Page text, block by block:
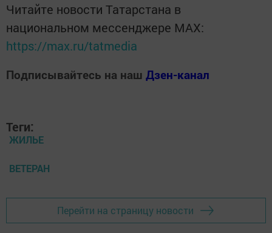
Читайте новости Татарстана в
национальном мессенджере MАХ:
https://max.ru/tatmedia
Подписывайтесь на наш Дзен-канал
Теги:
ЖИЛЬЕ
ВЕТЕРАН
Перейти на страницу новости